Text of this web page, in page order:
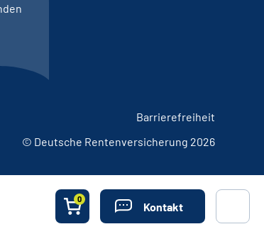
0
Kontakt
Barrierefreiheit
© Deutsche Rentenversicherung 2026